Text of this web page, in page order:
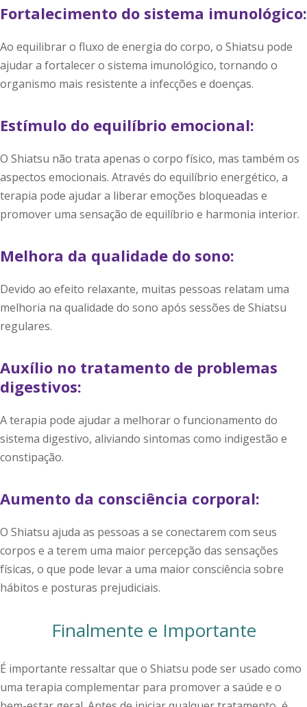
Fortalecimento do sistema imunológico:
Ao equilibrar o fluxo de energia do corpo, o Shiatsu pode
ajudar a fortalecer o sistema imunológico, tornando o
organismo mais resistente a infecções e doenças.
Estímulo do equilíbrio emocional:
O Shiatsu não trata apenas o corpo físico, mas também os
aspectos emocionais. Através do equilíbrio energético, a
terapia pode ajudar a liberar emoções bloqueadas e
promover uma sensação de equilíbrio e harmonia interior.
Melhora da qualidade do sono:
Devido ao efeito relaxante, muitas pessoas relatam uma
melhoria na qualidade do sono após sessões de Shiatsu
regulares.
Auxílio no tratamento de problemas
digestivos:
A terapia pode ajudar a melhorar o funcionamento do
sistema digestivo, aliviando sintomas como indigestão e
constipação.
Aumento da consciência corporal:
O Shiatsu ajuda as pessoas a se conectarem com seus
corpos e a terem uma maior percepção das sensações
físicas, o que pode levar a uma maior consciência sobre
hábitos e posturas prejudiciais.
Finalmente e Importante
É importante ressaltar que o Shiatsu pode ser usado como
uma terapia complementar para promover a saúde e o